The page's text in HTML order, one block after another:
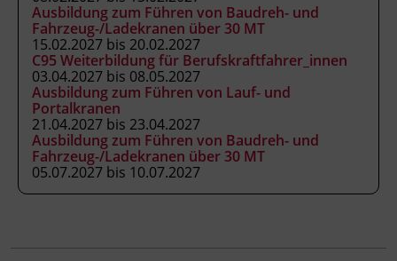
BGBl. II Nr. 13/2007 idgF unterrichtet nach
Anhang 3 der Fachkenntnisnachweis-
Verordnung, als ermächtigte
Ausbildungseinrichtung gemäß § 63
ArbeitnehmerInnenschutzgesetz, BGBl. Nr.
450/1994 idgF
Ausbildung zum Führen von Baudreh- und
Fahrzeug-/Ladekranen über 30 MT
15.02.2027 bis 20.02.2027
C95 Weiterbildung für Berufskraftfahrer_innen
03.04.2027 bis 08.05.2027
Ausbildung zum Führen von Lauf- und
Portalkranen
21.04.2027 bis 23.04.2027
Ausbildung zum Führen von Baudreh- und
Fahrzeug-/Ladekranen über 30 MT
05.07.2027 bis 10.07.2027